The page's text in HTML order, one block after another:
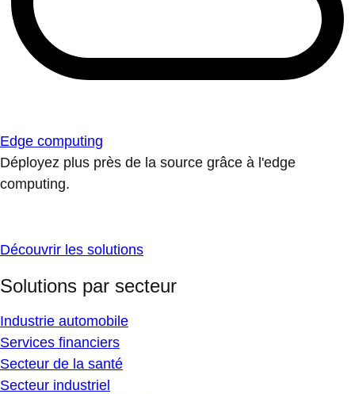
Edge computing
Déployez plus près de la source grâce à l'edge
computing.
Découvrir les solutions
Solutions par secteur
Industrie automobile
Services financiers
Secteur de la santé
Secteur industriel